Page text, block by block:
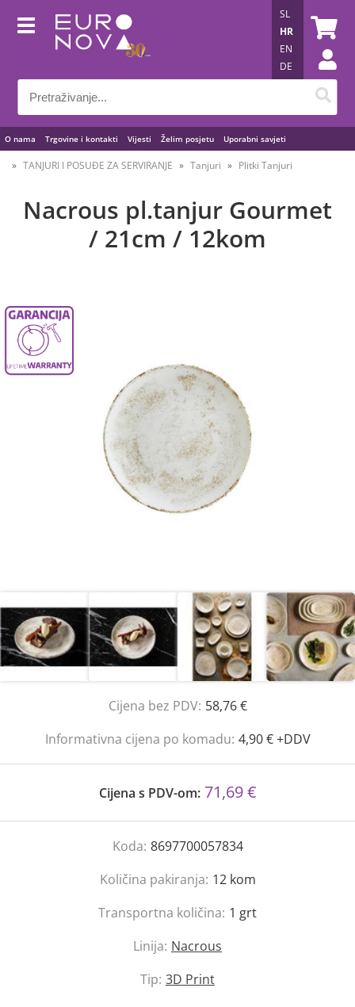
O nama Trgovine i kontakti Vijesti Želim posjetu Uporabni savjeti
SL
HR
EN
DE
TANJURI I POSUĐE ZA SERVIRANJE Tanjuri Plitki Tanjuri
Nacrous pl.tanjur Gourmet
/ 21cm / 12kom
Cijena bez PDV: 58,76 €
Informativna cijena po komadu: 4,90 € +DDV
Cijena s PDV-om: 71,69 €
Koda: 8697700057834
Količina pakiranja: 12 kom
Transportna količina: 1 grt
Linija: Nacrous
Tip: 3D Print